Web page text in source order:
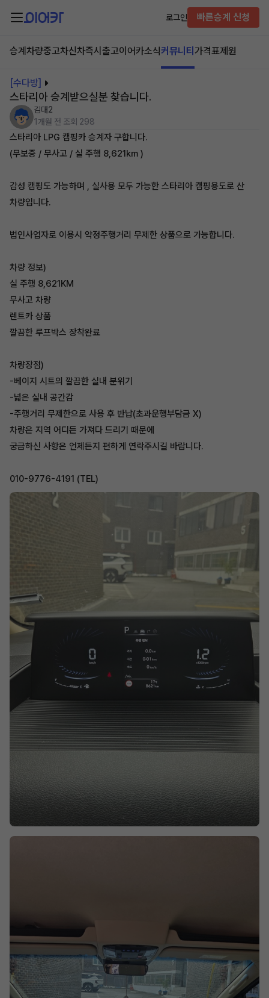
로그인 빠른승계 신청
승계차량중고차신차즉시출고이어카소식커뮤니티 가격표제원
[수다방]
스타리아 승계받으실분 찾습니다.
김대2
1개월 전 조회 298
스타리아 LPG 캠핑카 승계자 구합니다.
(무보증 / 무사고 / 실 주행 8,621km )
감성 캠핑도 가능하며 , 실사용 모두 가능한 스타리아 캠핑용도로 산
차량입니다.
법인사업자로 이용시 약정주행거리 무제한 상품으로 가능합니다.
차량 정보)
실 주행 8,621KM
무사고 차량
렌트카 상품
깔끔한 루프박스 장착완료
차량장점)
-베이지 시트의 깔끔한 실내 분위기
-넓은 실내 공간감
-주행거리 무제한으로 사용 후 반납(초과운행부담금 X)
차량은 지역 어디든 가져다 드리기 때문에
궁금하신 사항은 언제든지 편하게 연락주시길 바랍니다.
010-9776-4191 (TEL)